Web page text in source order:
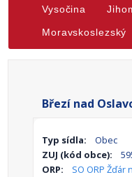
Vysočina
Moravskoslezský
Březí nad
Typ sídla:
Obec
ZUJ (kód obce):
ORP:
SO ORP Žďár